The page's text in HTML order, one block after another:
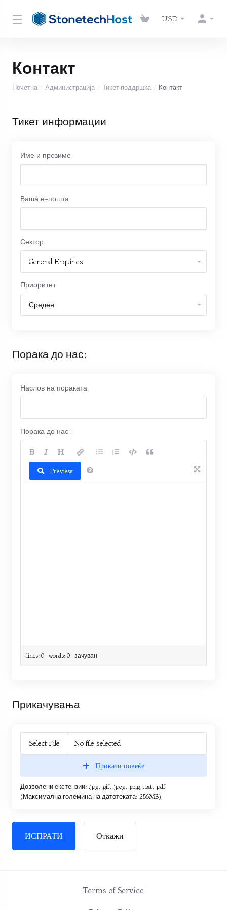
USD
Контакт
Почетна Администрација Тикет поддршка Контакт
Тикет информации
Име и презиме
Ваша е-пошта
Сектор
Приоритет
Порака до нас:
Наслов на пораката:
Порака до нас:
Preview
lines: 0 words: 0 зачуван
Прикачувања
Select File No file selected
Прикачи повеќе
Дозволени екстензии: .jpg, .gif, .jpeg, .png, .txt, .pdf
(Максимална големина на датотеката: 256MB)
Откажи
Terms of Service